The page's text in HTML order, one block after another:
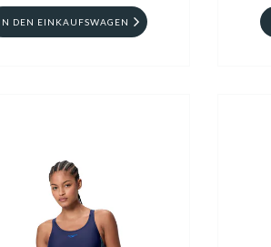
DEN EINKAUFSWAGEN